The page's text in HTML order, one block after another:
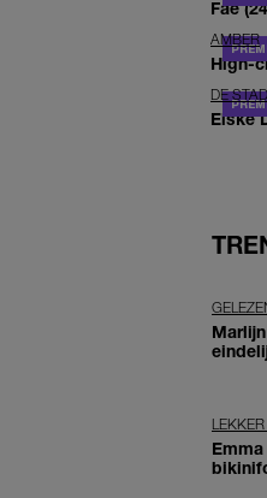
Fae
AMBER
High-
DE
Elske